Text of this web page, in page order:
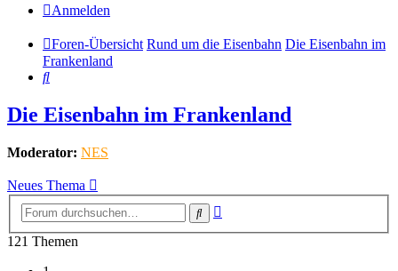
Anmelden
Foren-Übersicht Rund um die Eisenbahn Die Eisenbahn im
Frankenland
Suche
Die Eisenbahn im Frankenland
Moderator: NES
Neues Thema
Suche
121 Themen